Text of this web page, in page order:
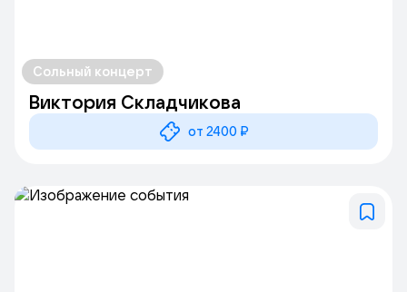
Сольный концерт
Виктория Складчикова
от 2400 ₽